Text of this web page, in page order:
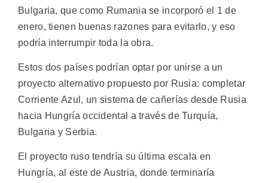
Bulgaria, que como Rumania se incorporó el 1 de
enero, tienen buenas razones para evitarlo, y eso
podría interrumpir toda la obra.
Estos dos países podrían optar por unirse a un
proyecto alternativo propuesto por Rusia: completar
Corriente Azul, un sistema de cañerías desde Rusia
hacia Hungría occidental a través de Turquía,
Bulgaria y Serbia.
El proyecto ruso tendría su última escala en
Hungría, al este de Austria, donde terminaría